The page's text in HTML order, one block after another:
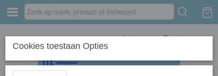
Inloggen Registreren
Cookies toestaan Opties